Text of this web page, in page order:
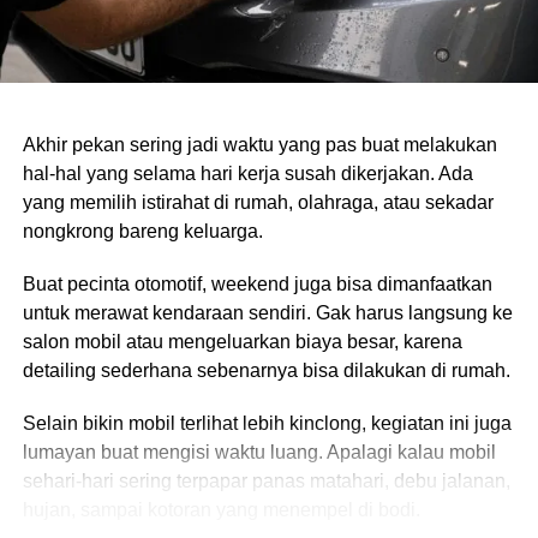
Sebelum beli mobil tua, pastiin juga cek suku cadangnya.
Biar lo bisa analisis juga keuangan lo buat perbaikan
langkah penting sebelum lo memutuskan main mobil tua,
terutama buat pemula yang lagi hobi.
Cek surat-surat kendaraan
Nah, kalo udah mantap mau beli, jangan lupa cek surat-
surat kendaraannya juga ya. Pastiin banget nomor rangka
dan mesinnya sesuai sama STNK dan BPKB. Kadang-
kadang ada kasus di mana nomor rangka dan mesinnya
beda sama yang ada di surat. Makanya, penting banget
buat dicek lagi biar nggak ada masalah nantinya.
Akhir pekan sering jadi waktu yang pas buat melakukan
hal-hal yang selama hari kerja susah dikerjakan. Ada
yang memilih istirahat di rumah, olahraga, atau sekadar
nongkrong bareng keluarga.
Buat pecinta otomotif, weekend juga bisa dimanfaatkan
untuk merawat kendaraan sendiri. Gak harus langsung ke
salon mobil atau mengeluarkan biaya besar, karena
detailing sederhana sebenarnya bisa dilakukan di rumah.
Selain bikin mobil terlihat lebih kinclong, kegiatan ini juga
lumayan buat mengisi waktu luang. Apalagi kalau mobil
sehari-hari sering terpapar panas matahari, debu jalanan,